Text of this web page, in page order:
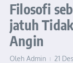
Filosofi
jatuh
Angin
Oleh Admin 21